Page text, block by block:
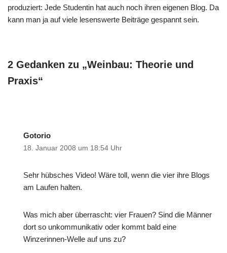
produziert: Jede Studentin hat auch noch ihren eigenen Blog. Da
kann man ja auf viele lesenswerte Beiträge gespannt sein.
2 Gedanken zu „Weinbau: Theorie und
Praxis“
Gotorio
18. Januar 2008 um 18:54 Uhr
Sehr hübsches Video! Wäre toll, wenn die vier ihre Blogs
am Laufen halten.
Was mich aber überrascht: vier Frauen? Sind die Männer
dort so unkommunikativ oder kommt bald eine
Winzerinnen-Welle auf uns zu?